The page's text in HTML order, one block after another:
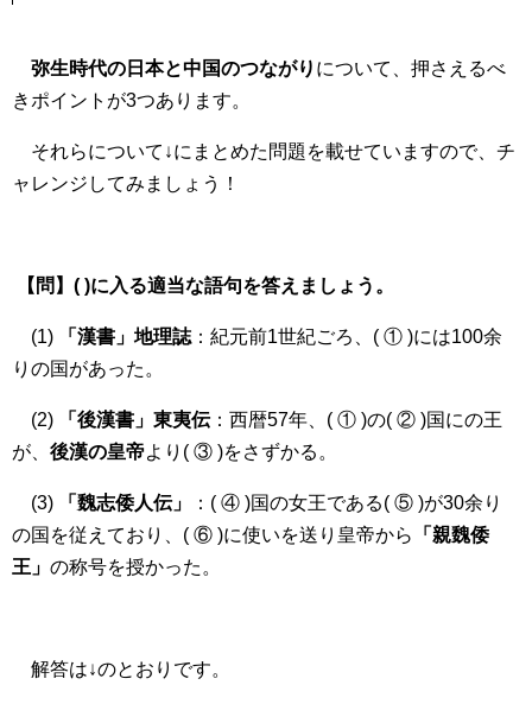
弥生時代の日本と中国のつながり について、押さえるべ
きポイントが3つあります。
それらについて↓にまとめた問題を載せていますので、チ
ャレンジしてみましょう！
【問】( )に入る適当な語句を答えましょう。
(1) 「漢書」地理誌：紀元前1世紀ごろ、( ① )には100余
りの国があった。
(2) 「後漢書」東夷伝：西暦57年、( ① )の( ② )国にの王
が、 後漢の皇帝より( ③ )をさずかる。
(3) 「魏志倭人伝」
：( ④ )国の女王である( ⑤ )が30余り
の国を従えており、( ⑥ )に使いを送り皇帝から
「親魏倭
王」 の称号を授かった。
解答は↓のとおりです。